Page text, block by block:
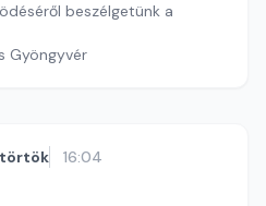
beszélgetünk a
Gyöngyvér
16:04